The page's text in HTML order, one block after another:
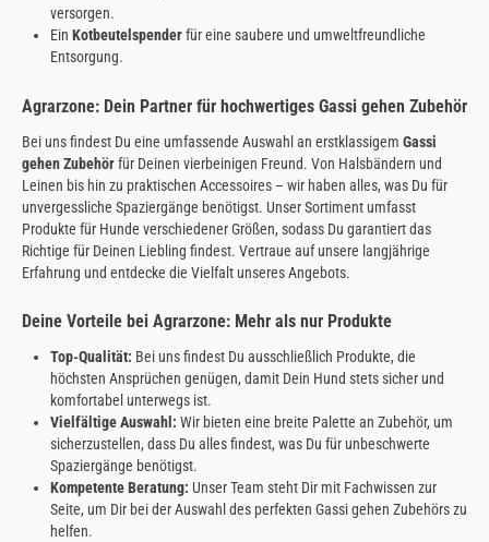
versorgen.
Ein Kotbeutelspenderfür eine saubere und umweltfreundliche
Entsorgung.
Agrarzone: Dein Partner für hochwertiges Gassi gehen Zubehör
Bei uns findest Du eine umfassende Auswahl an erstklassigem Gassi
gehen Zubehörfür Deinen vierbeinigen Freund. Von Halsbändern und
Leinen bis hin zu praktischen Accessoires – wir haben alles, was Du für
unvergessliche Spaziergänge benötigst. Unser Sortiment umfasst
Produkte für Hunde verschiedener Größen, sodass Du garantiert das
Richtige für Deinen Liebling findest. Vertraue auf unsere langjährige
Erfahrung und entdecke die Vielfalt unseres Angebots.
Deine Vorteile bei Agrarzone: Mehr als nur Produkte
Top-Qualität: Bei uns findest Du ausschließlich Produkte, die
höchsten Ansprüchen genügen, damit Dein Hund stets sicher und
komfortabel unterwegs ist.
Vielfältige Auswahl: Wir bieten eine breite Palette an Zubehör, um
sicherzustellen, dass Du alles findest, was Du für unbeschwerte
Spaziergänge benötigst.
Kompetente Beratung: Unser Team steht Dir mit Fachwissen zur
Seite, um Dir bei der Auswahl des perfekten Gassi gehen Zubehörs zu
helfen.